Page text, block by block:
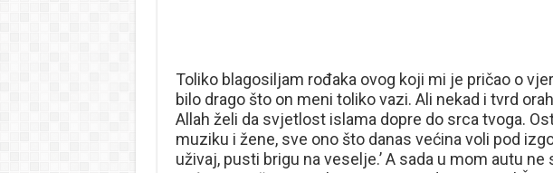
Toliko blagosiljam rođaka ovog koji mi je pričao o
bilo drago što on meni toliko vazi. Ali nekad i tvrd
Allah želi da svjetlost islama dopre do srca tvoga.
muziku i žene, sve ono što danas većina voli pod
uživaj, pusti brigu na veselje.’ A sada u mom autu